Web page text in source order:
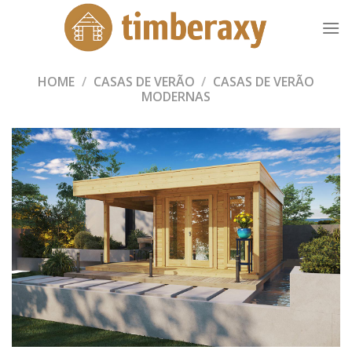
HOME / CASAS DE VERÃO / CASAS DE VERÃO
MODERNAS